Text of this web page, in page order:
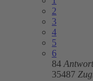
2
3
4
5
6
84
35487